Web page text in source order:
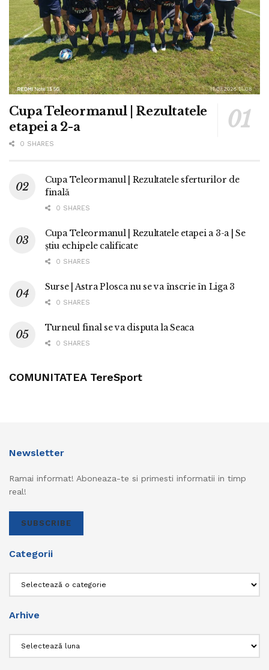
Cupa Teleormanul | Rezultatele
etapei a 2-a
0 SHARES
Cupa Teleormanul | Rezultatele sferturilor de
finală
0 SHARES
Cupa Teleormanul | Rezultatele etapei a 3-a | Se
știu echipele calificate
0 SHARES
Surse | Astra Plosca nu se va înscrie în Liga 3
0 SHARES
Turneul final se va disputa la Seaca
0 SHARES
COMUNITATEA TereSport
Newsletter
Ramai informat! Aboneaza-te si primesti informatii in timp
real!
SUBSCRIBE
Categorii
Arhive